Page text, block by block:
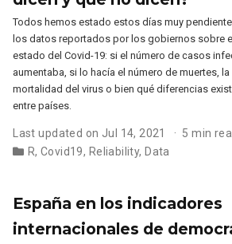
Todos hemos estado estos días muy
los datos reportados por los gobiernos sobre
estado del Covid-19: si el número de casos
aumentaba, si lo hacía el número de muertes, la
mortalidad del virus o bien qué diferencias
entre países.
Last updated on Jul 14, 2021
5 min
R, Covid19, Reliability, Data
España en los indicadores
internacionales de